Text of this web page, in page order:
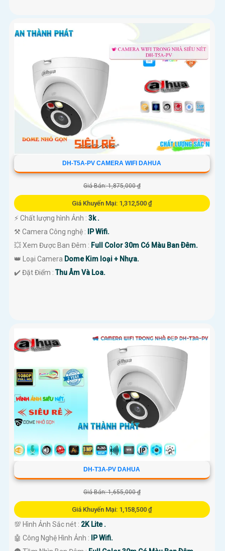
DH-T5A-PV CAMERA WIFI DAHUA
Giá Bán: 1,875,000 ₫
Giá Khuyến Mại: 1,312,500 ₫
️⚡ Chất lượng hình Ảnh : 3k .
⚒ Camera Công nghệ :
IP Wifi.
💥 Xem Được Ban Đêm : Full Color 30m Có Màu Ban Ðêm.
👑 Loại Camera Dome Kim loại + Nhựa.
️✔️ Đặt Điểm :Thu Âm Và Loa.
DH-T3A-PV DAHUA
Giá Bán: 1,655,000 ₫
Giá Khuyến Mại: 1,158,500 ₫
💯 Hình Ảnh Sắc nét : 2K Lite .
🤖️ Công Nghệ Hình Ảnh :
IP Wifi.